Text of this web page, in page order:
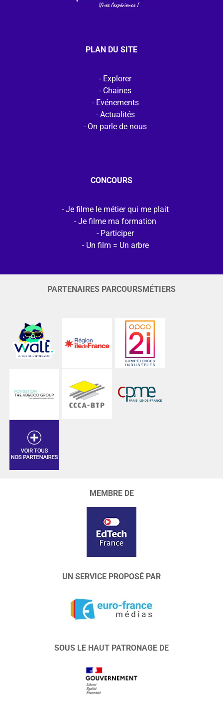
PLAN DU SITE
Explorer
Chaines
Evénements
Actualités
On parle de nous
CONCOURS
Je filme le métier qui me plait
Je filme ma formation
Participer
Un film = Un arbre
PARTENAIRES PARCOURSMÉTIERS
MEMBRE DE
UN SERVICE PROPOSÉ PAR
SOUS LE HAUT PATRONAGE DE